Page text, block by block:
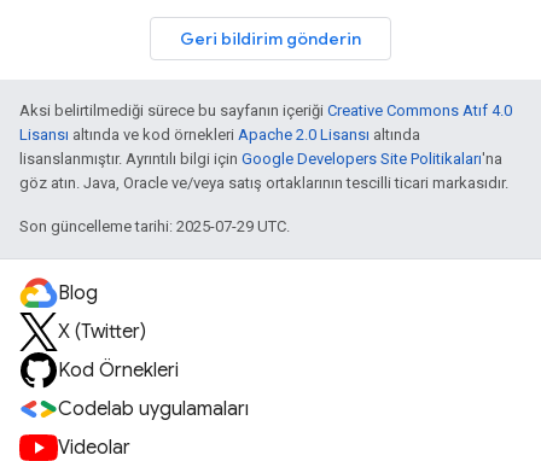
Geri bildirim gönderin
Aksi belirtilmediği sürece bu sayfanın içeriği Creative Commons Atıf 4.0
Lisansı altında ve kod örnekleri Apache 2.0 Lisansı altında
lisanslanmıştır. Ayrıntılı bilgi için Google Developers Site Politikaları'na
göz atın. Java, Oracle ve/veya satış ortaklarının tescilli ticari markasıdır.
Son güncelleme tarihi: 2025-07-29 UTC.
Blog
X (Twitter)
Kod Örnekleri
Codelab uygulamaları
Videolar